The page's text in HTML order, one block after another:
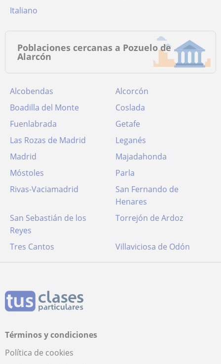
Italiano
Poblaciones cercanas a Pozuelo de
Alarcón
Alcobendas
Alcorcón
Boadilla del Monte
Coslada
Fuenlabrada
Getafe
Las Rozas de Madrid
Leganés
Madrid
Majadahonda
Móstoles
Parla
Rivas-Vaciamadrid
San Fernando de
Henares
San Sebastián de los
Reyes
Torrejón de Ardoz
Tres Cantos Villaviciosa de Odón
Términos y condiciones
Política de cookies